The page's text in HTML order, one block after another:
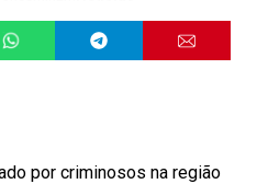
por criminosos na região